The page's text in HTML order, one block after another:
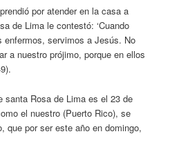
por atender en la casa a
de Lima le contestó: ‘Cuando
servimos a Jesús. No
a nuestro prójimo, porque en ellos
santa Rosa de Lima es el 23 de
el nuestro (Puerto Rico), se
que por ser este año en domingo,